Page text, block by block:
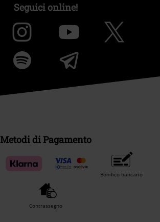
Seguici online!
Metodi di Pagamento
Bonifico bancario
Contrassegno